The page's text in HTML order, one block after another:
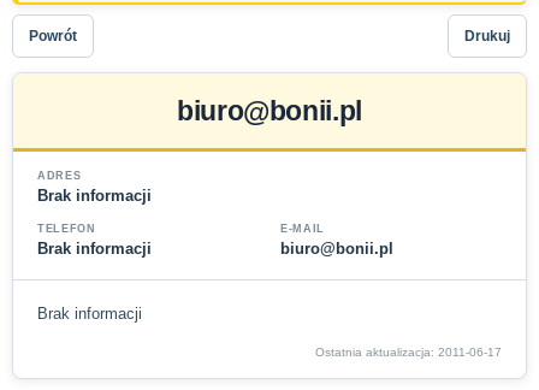
Powrót Drukuj
biuro@bonii.pl
ADRES
Brak informacji
TELEFON
Brak informacji
E-MAIL
biuro@bonii.pl
Brak informacji
Ostatnia aktualizacja: 2011-06-17